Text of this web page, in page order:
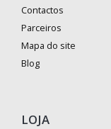
Contactos
Parceiros
Mapa do site
Blog
LOJA